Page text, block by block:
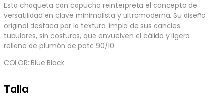
Esta chaqueta con capucha reinterpreta el concepto de
versatilidad en clave minimalista y ultramoderna. Su diseño
original destaca por la textura limpia de sus canales
tubulares, sin costuras, que envuelven el cálido y ligero
relleno de plumón de pato 90/10.
COLOR: Blue Black
Talla